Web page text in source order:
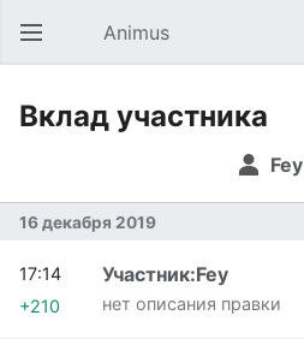
Открыть главное меню Animus
Вклад участника
Fey
16 декабря 2019
Участник:Fey
нет описания правки
17:14
+210